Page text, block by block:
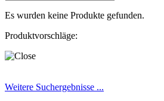
Es wurden keine Produkte gefunden.
Produktvorschläge:
Weitere Suchergebnisse ...